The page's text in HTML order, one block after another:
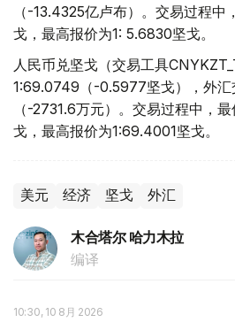
（-13.4325亿卢布）。交易过程
戈，最高报价为1: 5.6830坚戈。
人民币兑坚戈（交易工具
1:69.0749（-0.5977坚戈），外
（-2731.6万元）。交易过程中，
戈，最高报价为1:69.4001坚戈。
美元 经济 坚戈 外汇
木合塔尔 哈力木拉
编译
10:30, 10 8月 2026